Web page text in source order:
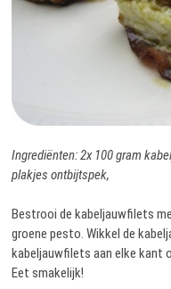
Ingrediënten: 2x 100 gram
plakjes ontbijtspek,
Bestrooi de kabeljauwfilets
groene pesto. Wikkel de
kabeljauwfilets aan elke kant
Eet smakelijk!